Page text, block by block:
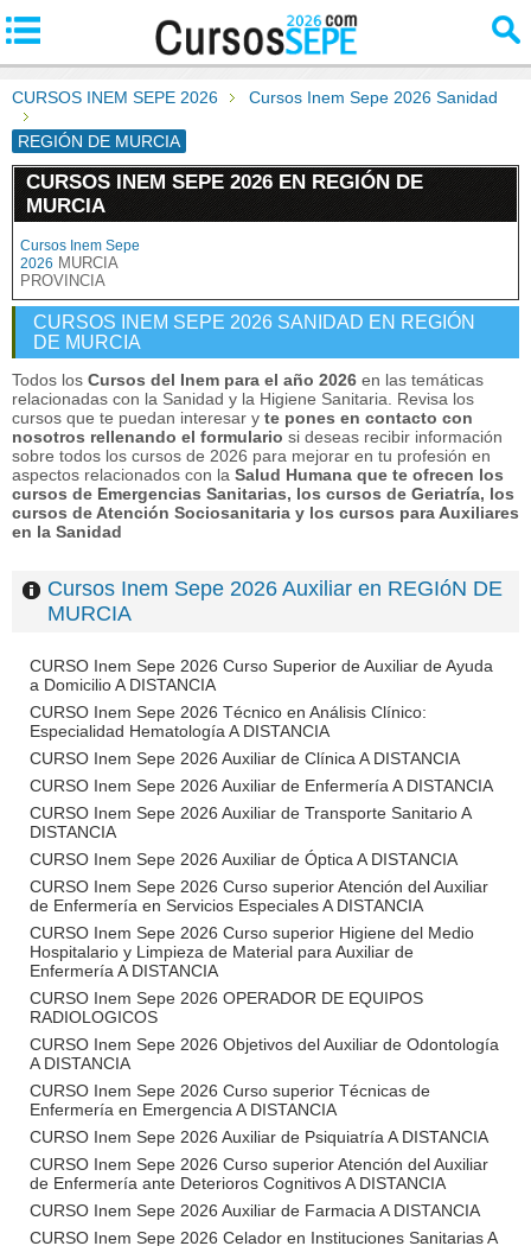
CURSOS INEM SEPE 2026 Cursos Inem Sepe 2026 Sanidad
REGIÓN DE MURCIA
CURSOS INEM SEPE 2026 EN REGIÓN DE
MURCIA
Cursos Inem Sepe
2026 MURCIA
PROVINCIA
CURSOS INEM SEPE 2026 SANIDAD EN REGIÓN
DE MURCIA
Todos los Cursos del Inem para el año 2026 en las temáticas
relacionadas con la Sanidad y la Higiene Sanitaria. Revisa los
cursos que te puedan interesar y te pones en contacto con
nosotros rellenando el formulario si deseas recibir información
sobre todos los cursos de 2026 para mejorar en tu profesión en
aspectos relacionados con la Salud Humana que te ofrecen los
cursos de Emergencias Sanitarias, los cursos de Geriatría, los
cursos de Atención Sociosanitaria y los cursos para Auxiliares
en la Sanidad
Cursos Inem Sepe 2026 Auxiliar en REGIóN DE
MURCIA
CURSO Inem Sepe 2026 Curso Superior de Auxiliar de Ayuda
a Domicilio A DISTANCIA
CURSO Inem Sepe 2026 Técnico en Análisis Clínico:
Especialidad Hematología A DISTANCIA
CURSO Inem Sepe 2026 Auxiliar de Clínica A DISTANCIA
CURSO Inem Sepe 2026 Auxiliar de Enfermería A DISTANCIA
CURSO Inem Sepe 2026 Auxiliar de Transporte Sanitario A
DISTANCIA
CURSO Inem Sepe 2026 Auxiliar de Óptica A DISTANCIA
CURSO Inem Sepe 2026 Curso superior Atención del Auxiliar
de Enfermería en Servicios Especiales A DISTANCIA
CURSO Inem Sepe 2026 Curso superior Higiene del Medio
Hospitalario y Limpieza de Material para Auxiliar de
Enfermería A DISTANCIA
CURSO Inem Sepe 2026 OPERADOR DE EQUIPOS
RADIOLOGICOS
CURSO Inem Sepe 2026 Objetivos del Auxiliar de Odontología
A DISTANCIA
CURSO Inem Sepe 2026 Curso superior Técnicas de
Enfermería en Emergencia A DISTANCIA
CURSO Inem Sepe 2026 Auxiliar de Psiquiatría A DISTANCIA
CURSO Inem Sepe 2026 Curso superior Atención del Auxiliar
de Enfermería ante Deterioros Cognitivos A DISTANCIA
CURSO Inem Sepe 2026 Auxiliar de Farmacia A DISTANCIA
CURSO Inem Sepe 2026 Celador en Instituciones Sanitarias A